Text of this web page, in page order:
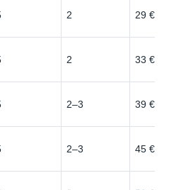
2 29 €
2 33 €
2–3 39 €
2–3 45 €